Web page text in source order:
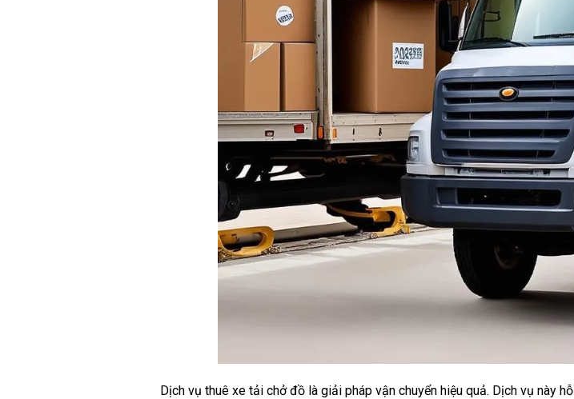
Dịch vụ thuê xe tải chở đồ là giải pháp vận chuyển hiệu quả. Dịch vụ này